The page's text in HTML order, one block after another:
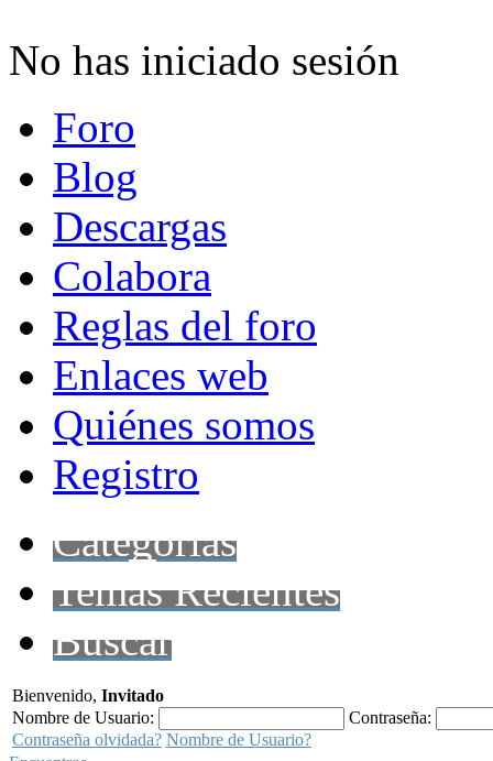
No has iniciado sesión
Foro
Blog
Descargas
Colabora
Reglas del foro
Enlaces web
Quiénes somos
Registro
Categorías
Temas Recientes
Buscar
Bienvenido, Invitado
Nombre de Usuario:
Contraseña:
Contraseña olvidada? Nombre de Usuario?